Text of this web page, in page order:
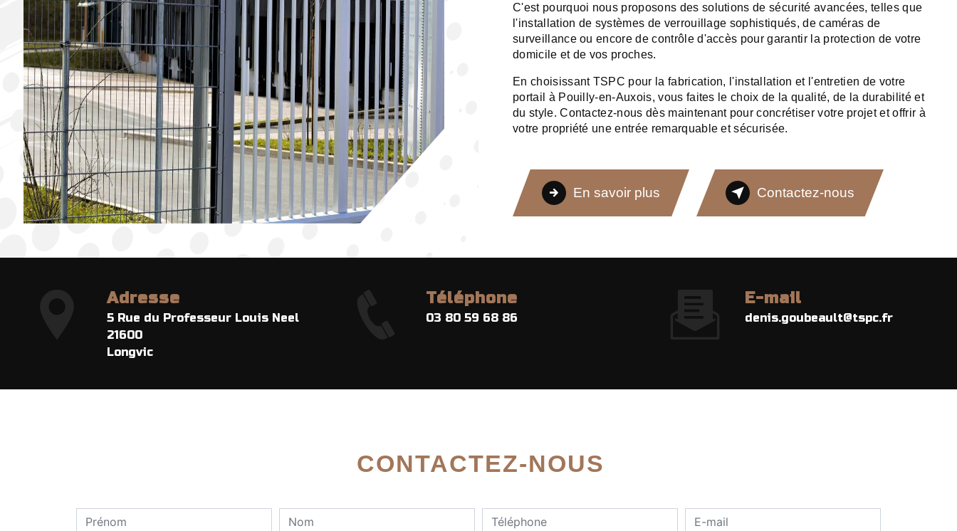
C'est pourquoi nous proposons des solutions de sécurité avancées, telles que
l'installation de systèmes de verrouillage sophistiqués, de caméras de
surveillance ou encore de contrôle d'accès pour garantir la protection de votre
domicile et de vos proches.
En choisissant TSPC pour la fabrication, l'installation et l'entretien de votre
portail à Pouilly-en-Auxois, vous faites le choix de la qualité, de la durabilité et
du style. Contactez-nous dès maintenant pour concrétiser votre projet et offrir à
votre propriété une entrée remarquable et sécurisée.
En savoir plus Contactez-nous
Adresse
5 Rue du Professeur Louis Neel
21600
Longvic
Téléphone
03 80 59 68 86
E-mail
denis.goubeault@tspc.fr
CONTACTEZ-NOUS